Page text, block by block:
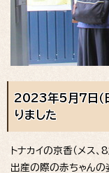
2023年5月7日（日
りました
トナカイの京香（メス、
出産の際の赤ちゃんの